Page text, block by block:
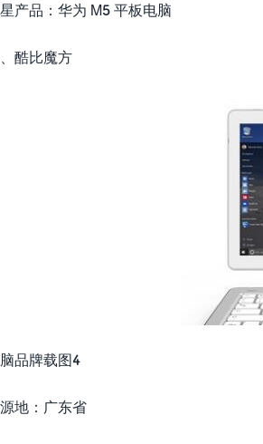
产品：华为 M5 平板电脑
酷比魔方
品牌载图4
地：广东省